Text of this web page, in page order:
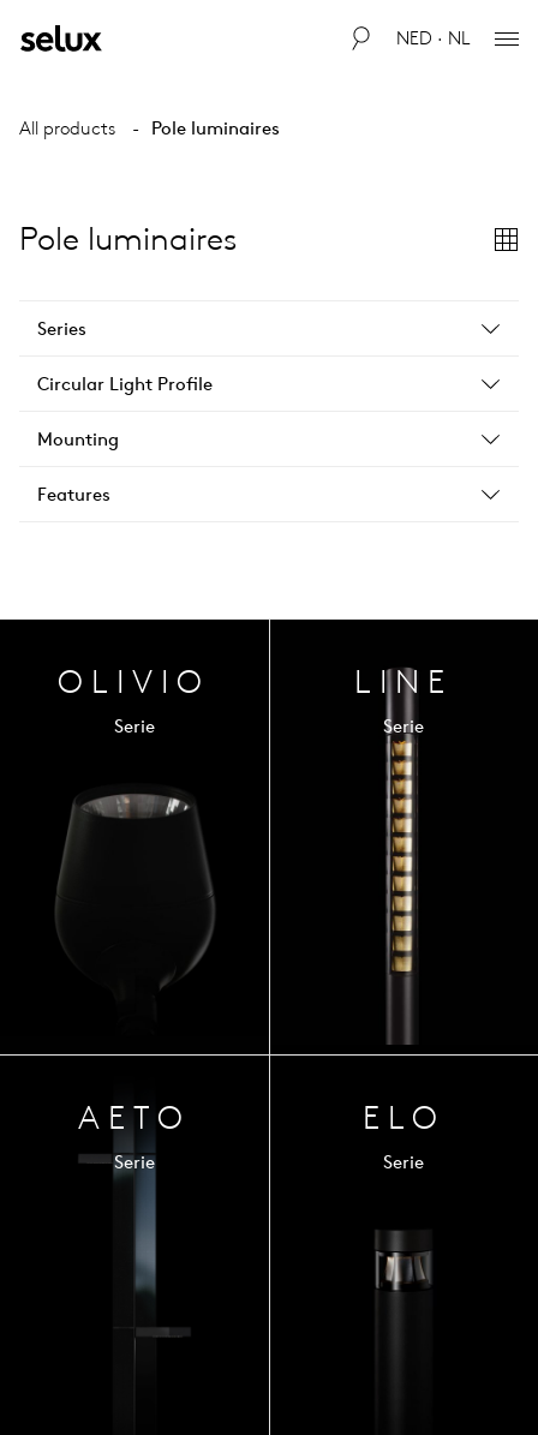
NED · NL
All products Pole luminaires
Pole luminaires
Series
Circular Light Profile
Mounting
Features
OLIVIO
Serie
LINE
Serie
AETO
Serie
ELO
Serie